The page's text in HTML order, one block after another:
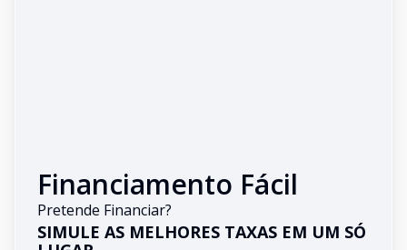
Financiamento Fácil
Pretende Financiar?
SIMULE AS MELHORES TAXAS EM UM SÓ